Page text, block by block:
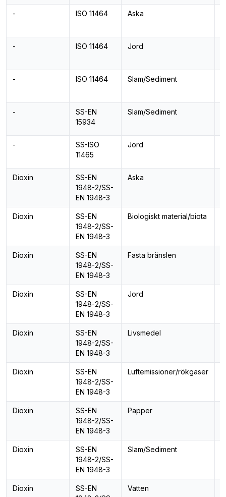
- ISO 11464 Aska
- ISO 11464 Jord
- ISO 11464 Slam/Sediment
-
SS-EN
15934
Slam/Sediment
-
SS-ISO
11465
Jord
Dioxin
SS-EN
1948-2/SS-
EN 1948-3
Aska
Dioxin
SS-EN
1948-2/SS-
EN 1948-3
Biologiskt material/biota
Dioxin
SS-EN
1948-2/SS-
EN 1948-3
Fasta bränslen
Dioxin
SS-EN
1948-2/SS-
EN 1948-3
Jord
Dioxin
SS-EN
1948-2/SS-
EN 1948-3
Livsmedel
Dioxin
SS-EN
1948-2/SS-
EN 1948-3
Luftemissioner/rökgaser
Dioxin
SS-EN
1948-2/SS-
EN 1948-3
Papper
Dioxin
SS-EN
1948-2/SS-
EN 1948-3
Slam/Sediment
Dioxin
SS-EN
Vatten